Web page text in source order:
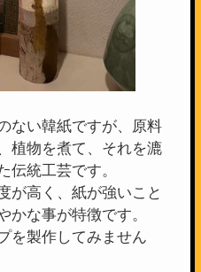
ない韓紙ですが、原料
植物を煮て、それを漉
伝統工芸です。
が高く、紙が強いこと
かな事が特徴です。
を製作してみません